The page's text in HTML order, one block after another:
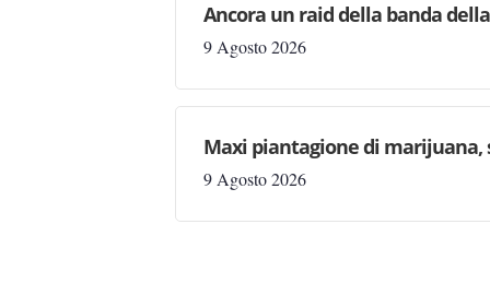
Ancora un raid della banda
9 Agosto 2026
Maxi piantagione di
9 Agosto 2026